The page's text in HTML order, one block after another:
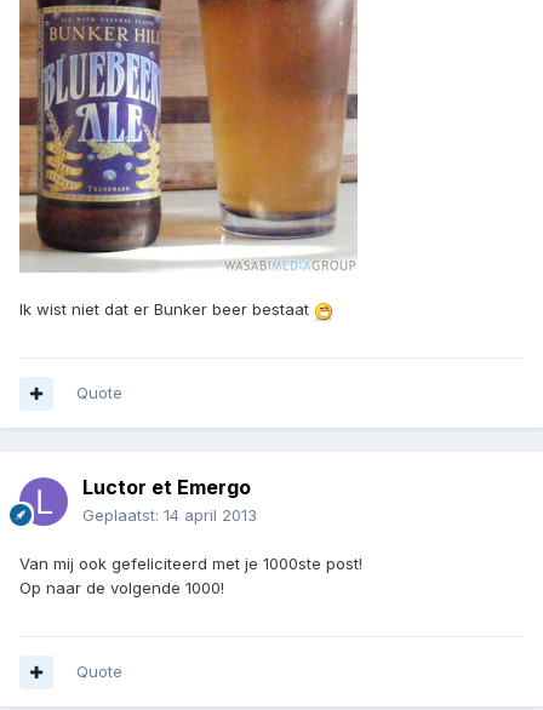
Ik wist niet dat er Bunker beer bestaat
Quote
Luctor et Emergo
Geplaatst: 14 april 2013
Van mij ook gefeliciteerd met je 1000ste post!
Op naar de volgende 1000!
Quote